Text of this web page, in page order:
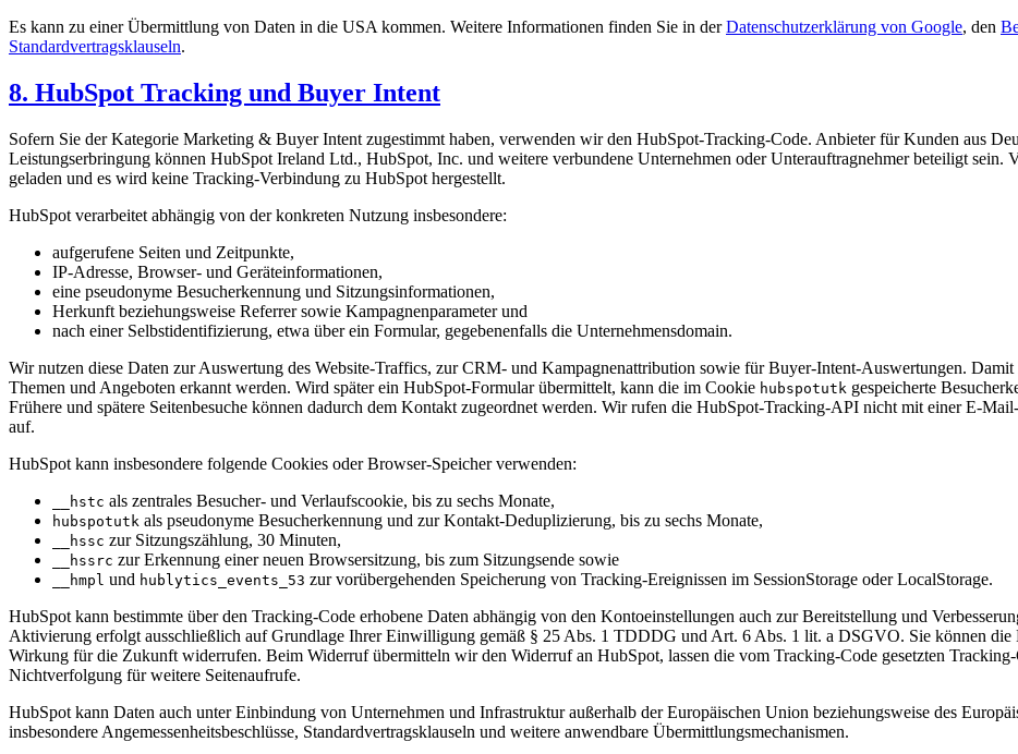
Es kann zu einer Übermittlung von Daten in die USA kommen. Weitere Informationen finden Sie in derDatenschutzerklärung von Google, den
Standardvertragsklauseln.
8. HubSpot Tracking und Buyer Intent
Sofern Sie der Kategorie Marketing & Buyer Intent zugestimmt haben, verwenden wir den HubSpot-Tracking-Code. Anbieter für Kunden aus
Leistungserbringung können HubSpot Ireland Ltd., HubSpot, Inc. und weitere verbundene Unternehmen oder Unterauftragnehmer beteiligt
geladen und es wird keine Tracking-Verbindung zu HubSpot hergestellt.
HubSpot verarbeitet abhängig von der konkreten Nutzung insbesondere:
aufgerufene Seiten und Zeitpunkte,
IP-Adresse, Browser- und Geräteinformationen,
eine pseudonyme Besucherkennung und Sitzungsinformationen,
Herkunft beziehungsweise Referrer sowie Kampagnenparameter und
nach einer Selbstidentifizierung, etwa über ein Formular, gegebenenfalls die Unternehmensdomain.
Wir nutzen diese Daten zur Auswertung des Website-Traffics, zur CRM- und Kampagnenattribution sowie für Buyer-Intent-Auswertungen. Damit
Themen und Angeboten erkannt werden. Wird später ein HubSpot-Formular übermittelt, kann die im Cookie hubspotutk gespeicherte
Frühere und spätere Seitenbesuche können dadurch dem Kontakt zugeordnet werden. Wir rufen die HubSpot-Tracking-API nicht mit einer E-
auf.
HubSpot kann insbesondere folgende Cookies oder Browser-Speicher verwenden:
__hstc als zentrales Besucher- und Verlaufscookie, bis zu sechs Monate,
hubspotutk als pseudonyme Besucherkennung und zur Kontakt-Deduplizierung, bis zu sechs Monate,
__hssc zur Sitzungszählung, 30 Minuten,
__hssrc zur Erkennung einer neuen Browsersitzung, bis zum Sitzungsende sowie
__hmpl und hublytics_events_53 zur vorübergehenden Speicherung von Tracking-Ereignissen im SessionStorage oder LocalStorage.
HubSpot kann bestimmte über den Tracking-Code erhobene Daten abhängig von den Kontoeinstellungen auch zur Bereitstellung und
Aktivierung erfolgt ausschließlich auf Grundlage Ihrer Einwilligung gemäß § 25 Abs. 1 TDDDG und Art. 6 Abs. 1 lit. a DSGVO. Sie können
Wirkung für die Zukunft widerrufen. Beim Widerruf übermitteln wir den Widerruf an HubSpot, lassen die vom Tracking-Code gesetzten
Nichtverfolgung für weitere Seitenaufrufe.
HubSpot kann Daten auch unter Einbindung von Unternehmen und Infrastruktur außerhalb der Europäischen Union beziehungsweise des
insbesondere Angemessenheitsbeschlüsse, Standardvertragsklauseln und weitere anwendbare Übermittlungsmechanismen.